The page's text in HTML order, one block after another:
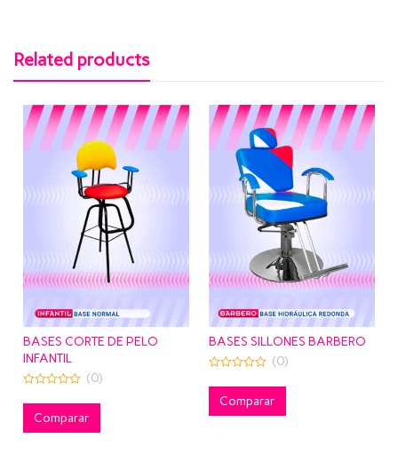
Related products
BASES CORTE DE PELO
INFANTIL
out
(0)
Comparar
BASES SILLONES BARBERO
out
(0)
Comparar